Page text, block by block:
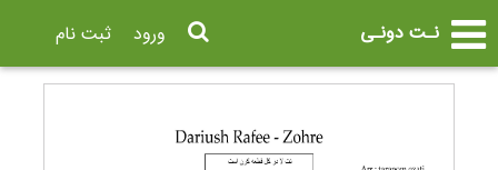
نـت دونـی ثبت نام ورود